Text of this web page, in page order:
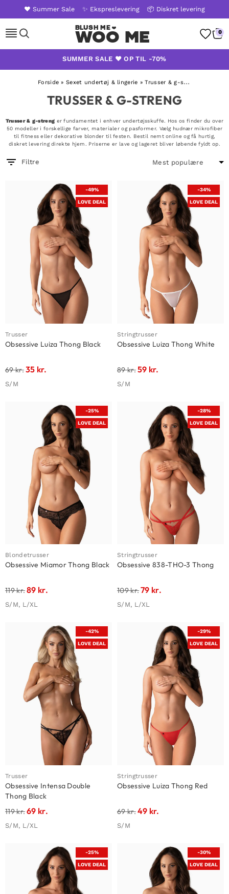
❤️ Summer Sale ✨ Ekspreslevering 📦 Diskret levering
Woo Me 0
SUMMER SALE ❤️ OP TIL -70%
Forside »Sexet undertøj & lingerie »Trusser & g-streng
TRUSSER & G-STRENG
Trusser & g-streng er fundamentet i enhver undertøjsskuffe. Hos os finder du over
50 modeller i forskellige farver, materialer og pasformer. Vælg hudnær mikrofiber
til fitness eller dekorative blonder til festen. Bestil nemt online og få hurtig,
diskret levering direkte hjem. Priserne er lave og lageret bliver løbende fyldt op.
Filtre
-49%
LOVE DEAL
Trusser
Obsessive Luiza Thong Black
69kr.35 kr.
S/M
-34%
LOVE DEAL
Stringtrusser
Obsessive Luiza Thong White
89kr.59 kr.
S/M
-25%
LOVE DEAL
Blondetrusser
Obsessive Miamor Thong Black
119kr.89 kr.
S/M, L/XL
-28%
LOVE DEAL
Stringtrusser
Obsessive 838-THO-3 Thong
109kr.79 kr.
S/M, L/XL
-42%
LOVE DEAL
Trusser
Obsessive Intensa Double
Thong Black
119kr.69 kr.
S/M, L/XL
-29%
LOVE DEAL
Stringtrusser
Obsessive Luiza Thong Red
69kr.49 kr.
S/M
-25%
LOVE DEAL
-30%
LOVE DEAL